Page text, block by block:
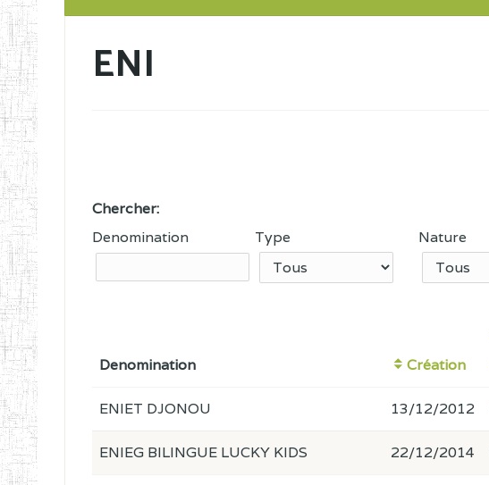
ENI
Chercher:
Denomination
Type Nature
Denomination Création
ENIET DJONOU 13/12/2012
ENIEG BILINGUE LUCKY KIDS 22/12/2014